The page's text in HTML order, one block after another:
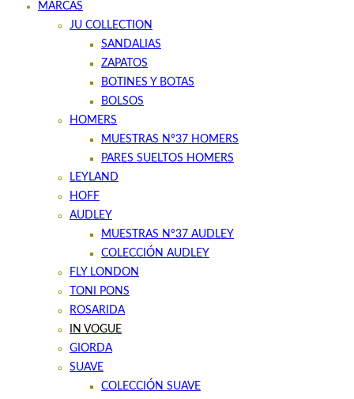
MARCAS
JU COLLECTION
SANDALIAS
ZAPATOS
BOTINES Y BOTAS
BOLSOS
HOMERS
MUESTRAS Nº37 HOMERS
PARES SUELTOS HOMERS
LEYLAND
HOFF
AUDLEY
MUESTRAS Nº37 AUDLEY
COLECCIÓN AUDLEY
FLY LONDON
TONI PONS
ROSARIDA
IN VOGUE
GIORDA
SUAVE
COLECCIÓN SUAVE